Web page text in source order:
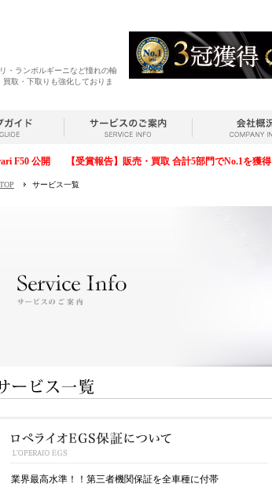
・ランボルギーニなど憧れの輸
取・下取りも強化しておりま
F50 公開 【受賞報告】販売・買取 合計5部門でNo.1を獲得
TOP サービス一覧
業界最高水準！！第三者機関保証を全車種に付帯